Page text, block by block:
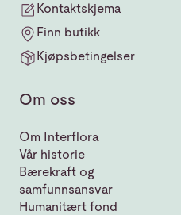
Kontaktskjema
Finn butikk
Kjøpsbetingelser
Om oss
Om Interflora
Vår historie
Bærekraft og
samfunnsansvar
Humanitært fond